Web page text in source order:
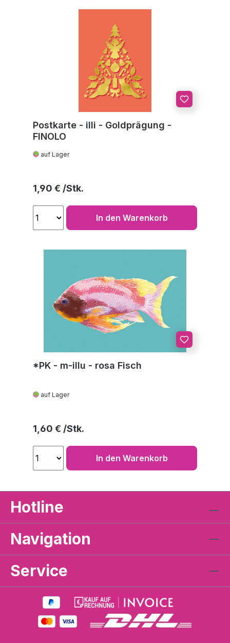
Postkarte - illi - Goldprägung -
FINOLO
auf Lager
Regulärer Preis:
1,90 €
In den Warenkorb
*PK - m-illu - rosa Fisch
auf Lager
Regulärer Preis:
1,60 €
In den Warenkorb
Hotline
Navigation
Service